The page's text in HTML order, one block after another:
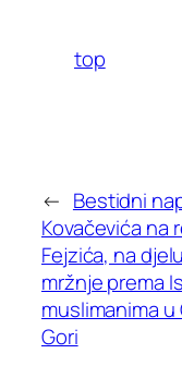
top
← Bestidni
Kovačevića na
Fejzića, na
mržnje prema
muslimanima u
Gori